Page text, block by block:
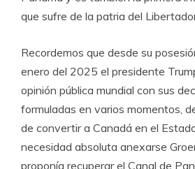
que sufre de la patria del
Recordemos que desde su
enero del 2025 el presidente
opinión pública mundial con sus
formuladas en varios momentos,
de convertir a Canadá en el
necesidad absoluta anexarse
proponía recuperar el Canal de